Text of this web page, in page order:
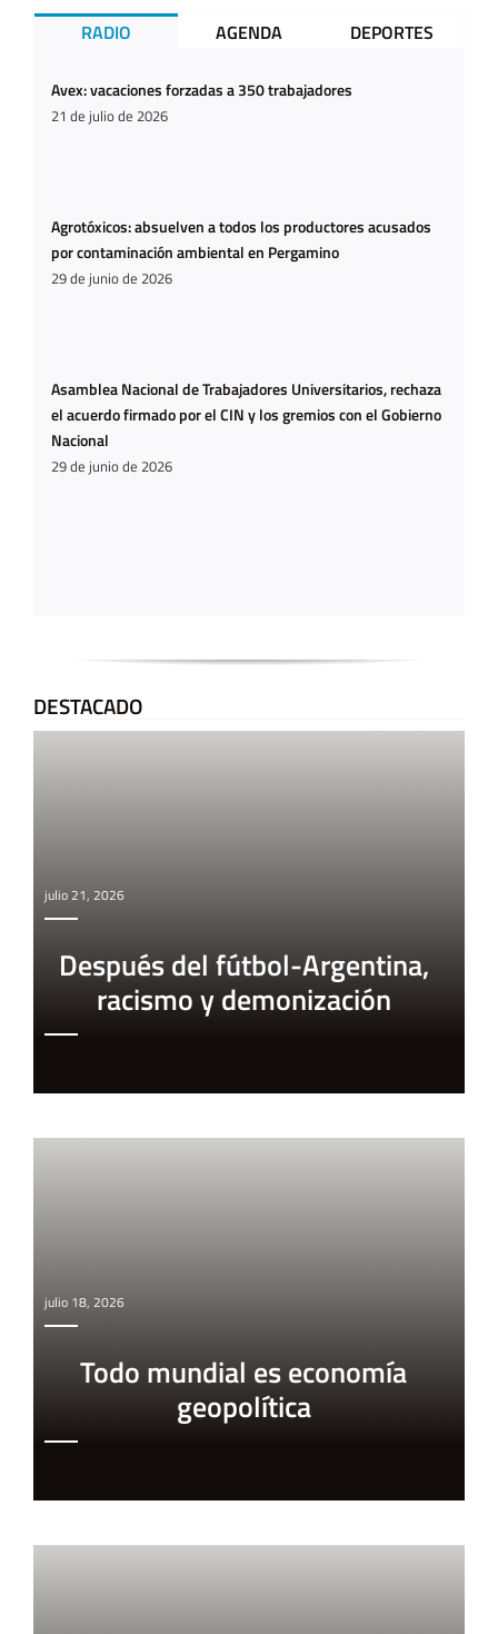
RADIO AGENDA DEPORTES
Avex: vacaciones forzadas a 350 trabajadores
21 de julio de 2026
Agrotóxicos: absuelven a todos los productores acusados
por contaminación ambiental en Pergamino
29 de junio de 2026
Asamblea Nacional de Trabajadores Universitarios, rechaza
el acuerdo firmado por el CIN y los gremios con el Gobierno
Nacional
29 de junio de 2026
DESTACADO
julio 21, 2026
Después del fútbol-Argentina,
racismo y demonización
julio 18, 2026
Todo mundial es economía
geopolítica